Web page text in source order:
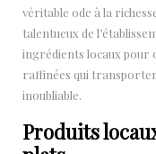
véritable ode à la
talentueux de
ingrédients locaux pour
raffinées qui
inoubliable.
Produits